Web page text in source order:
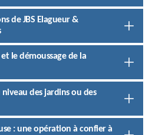
de JBS Elagueur &
le démoussage de la
des jardins ou des
: une opération à confier à